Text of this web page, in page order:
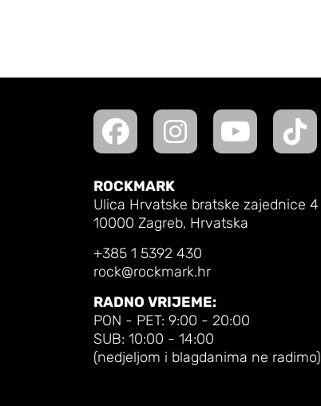
ROCKMARK
Ulica Hrvatske bratske zajednice 4
10000 Zagreb, Hrvatska
+385 1 5392 430
rock@rockmark.hr
RADNO VRIJEME:
PON - PET: 9:00 - 20:00
SUB: 10:00 - 14:00
(nedjeljom i blagdanima ne radimo)